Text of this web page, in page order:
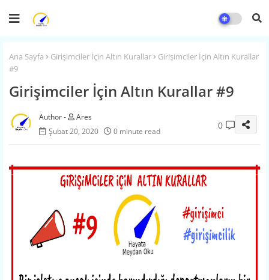
Ana Sayfa Girişimciler İçin Altın Kurallar
Girişimciler İçin Altın Kurallar
#9
Girişimciler İçin Altın Kurallar #9
Ares
Şubat 20, 2020
0 minute read
0